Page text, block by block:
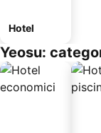
Hotel
Yeosu: